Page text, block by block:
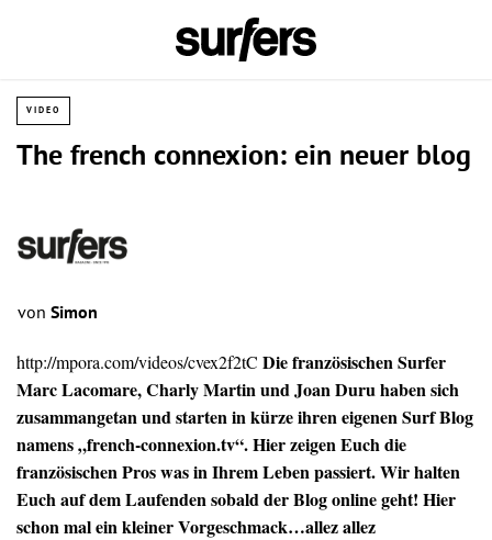
VIDEO
The french connexion: ein neuer blog
von Simon
http://mpora.com/videos/cvex2f2tC Die französischen Surfer
Marc Lacomare, Charly Martin und Joan Duru haben sich
zusammangetan und starten in kürze ihren eigenen Surf Blog
namens „french-connexion.tv“. Hier zeigen Euch die
französischen Pros was in Ihrem Leben passiert. Wir halten
Euch auf dem Laufenden sobald der Blog online geht! Hier
schon mal ein kleiner Vorgeschmack…allez allez